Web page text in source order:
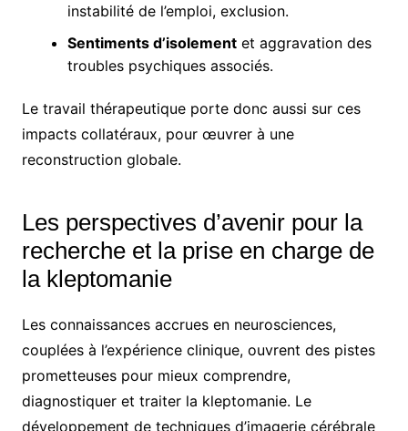
instabilité de l’emploi, exclusion.
Sentiments d’isolementet aggravation des
troubles psychiques associés.
Le travail thérapeutique porte donc aussi sur ces
impacts collatéraux, pour œuvrer à une
reconstruction globale.
Les perspectives d’avenir pour la
recherche et la prise en charge de
la kleptomanie
Les connaissances accrues en neurosciences,
couplées à l’expérience clinique, ouvrent des pistes
prometteuses pour mieux comprendre,
diagnostiquer et traiter la kleptomanie. Le
développement de techniques d’imagerie cérébrale